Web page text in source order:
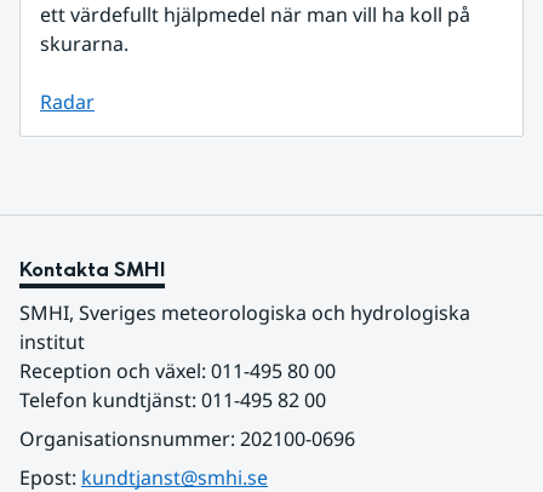
ett värdefullt hjälpmedel när man vill ha koll på
skurarna.
Radar
Kontakta SMHI
SMHI, Sveriges meteorologiska och hydrologiska
institut
Reception och växel: 011-495 80 00
Telefon kundtjänst: 011-495 82 00
Organisationsnummer: 202100-0696
Epost: kundtjanst@smhi.se